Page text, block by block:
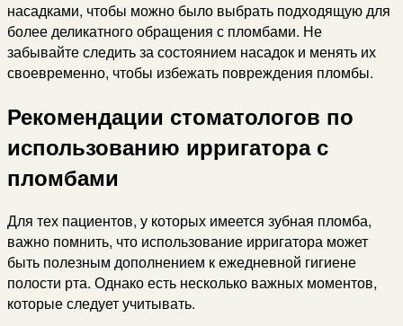
насадками, чтобы можно было выбрать подходящую для
более деликатного обращения с пломбами. Не
забывайте следить за состоянием насадок и менять их
своевременно, чтобы избежать повреждения пломбы.
Рекомендации стоматологов по
использованию ирригатора с
пломбами
Для тех пациентов, у которых имеется зубная пломба,
важно помнить, что использование ирригатора может
быть полезным дополнением к ежедневной гигиене
полости рта. Однако есть несколько важных моментов,
которые следует учитывать.